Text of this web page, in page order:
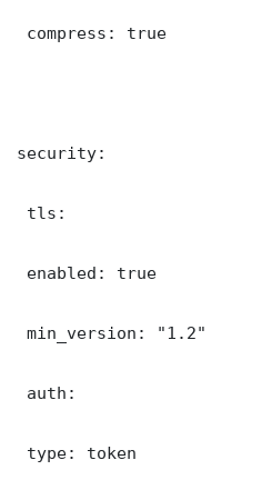
compress: true
security:
tls:
enabled: true
min_version: "1.2"
auth:
type: token